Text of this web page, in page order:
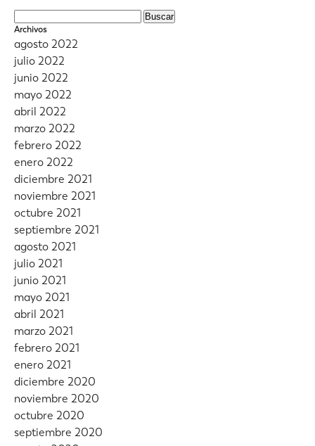
de
Ladrón-
Aurora
Archivos
agosto 2022
julio 2022
junio 2022
mayo 2022
abril 2022
marzo 2022
febrero 2022
enero 2022
diciembre 2021
noviembre 2021
octubre 2021
septiembre 2021
agosto 2021
julio 2021
junio 2021
mayo 2021
abril 2021
marzo 2021
febrero 2021
enero 2021
diciembre 2020
noviembre 2020
octubre 2020
septiembre 2020